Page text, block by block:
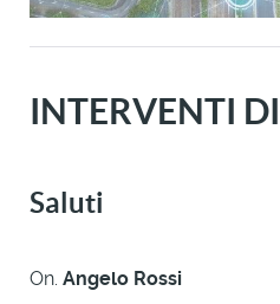
INTERVENTI DI
Saluti
On. Angelo Rossi